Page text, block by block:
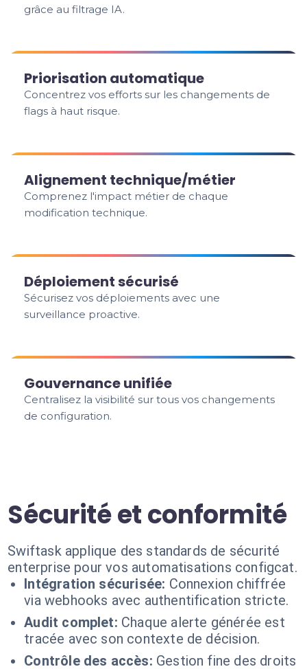
grâce au filtrage IA.
Priorisation automatique
Concentrez vos efforts sur les changements de
flags à haut risque.
Alignement technique/métier
Comprenez l'impact métier de chaque
modification technique.
Déploiement sécurisé
Sécurisez vos déploiements avec une
surveillance proactive.
Gouvernance unifiée
Centralisez la visibilité sur tous vos changements
de configuration.
Sécurité et conformité
Swiftask applique des standards de sécurité
enterprise pour vos automatisations configcat.
Intégration sécurisée: Connexion chiffrée
via webhooks avec authentification stricte.
Audit complet: Chaque alerte générée est
tracée avec son contexte de décision.
Contrôle des accès: Gestion fine des droits